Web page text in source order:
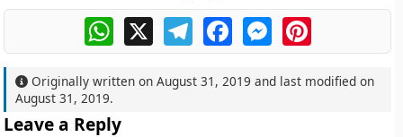
WhatsApp
X TelegramFacebookMessengerPinterest
Originally written onAugust 31, 2019 and last modified on
August 31, 2019.
Leave a Reply